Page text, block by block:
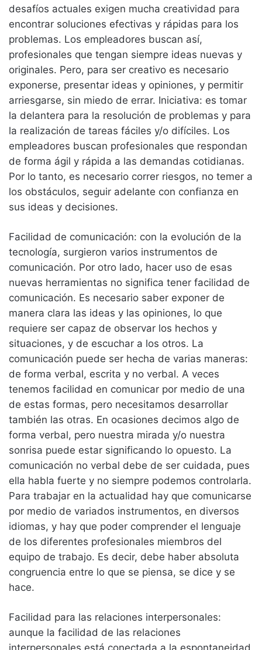
desafíos actuales exigen mucha creatividad para
encontrar soluciones efectivas y rápidas para los
problemas. Los empleadores buscan así,
profesionales que tengan siempre ideas nuevas y
originales. Pero, para ser creativo es necesario
exponerse, presentar ideas y opiniones, y permitir
arriesgarse, sin miedo de errar. Iniciativa: es tomar
la delantera para la resolución de problemas y para
la realización de tareas fáciles y/o difíciles. Los
empleadores buscan profesionales que respondan
de forma ágil y rápida a las demandas cotidianas.
Por lo tanto, es necesario correr riesgos, no temer a
los obstáculos, seguir adelante con confianza en
sus ideas y decisiones.
Facilidad de comunicación: con la evolución de la
tecnología, surgieron varios instrumentos de
comunicación. Por otro lado, hacer uso de esas
nuevas herramientas no significa tener facilidad de
comunicación. Es necesario saber exponer de
manera clara las ideas y las opiniones, lo que
requiere ser capaz de observar los hechos y
situaciones, y de escuchar a los otros. La
comunicación puede ser hecha de varias maneras:
de forma verbal, escrita y no verbal. A veces
tenemos facilidad en comunicar por medio de una
de estas formas, pero necesitamos desarrollar
también las otras. En ocasiones decimos algo de
forma verbal, pero nuestra mirada y/o nuestra
sonrisa puede estar significando lo opuesto. La
comunicación no verbal debe de ser cuidada, pues
ella habla fuerte y no siempre podemos controlarla.
Para trabajar en la actualidad hay que comunicarse
por medio de variados instrumentos, en diversos
idiomas, y hay que poder comprender el lenguaje
de los diferentes profesionales miembros del
equipo de trabajo. Es decir, debe haber absoluta
congruencia entre lo que se piensa, se dice y se
hace.
Facilidad para las relaciones interpersonales:
aunque la facilidad de las relaciones
interpersonales está conectada a la espontaneidad